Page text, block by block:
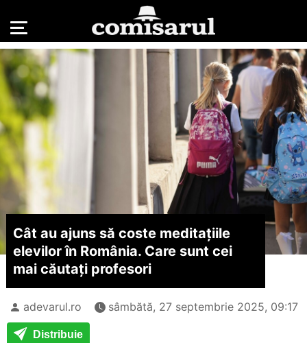
Cât au ajuns să coste meditațiile
elevilor în România. Care sunt cei
mai căutați profesori
adevarul.ro sâmbătă, 27 septembrie 2025, 09:17
Distribuie